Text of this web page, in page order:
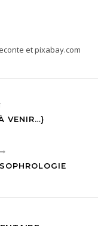
et pixabay.com
VENIR…}